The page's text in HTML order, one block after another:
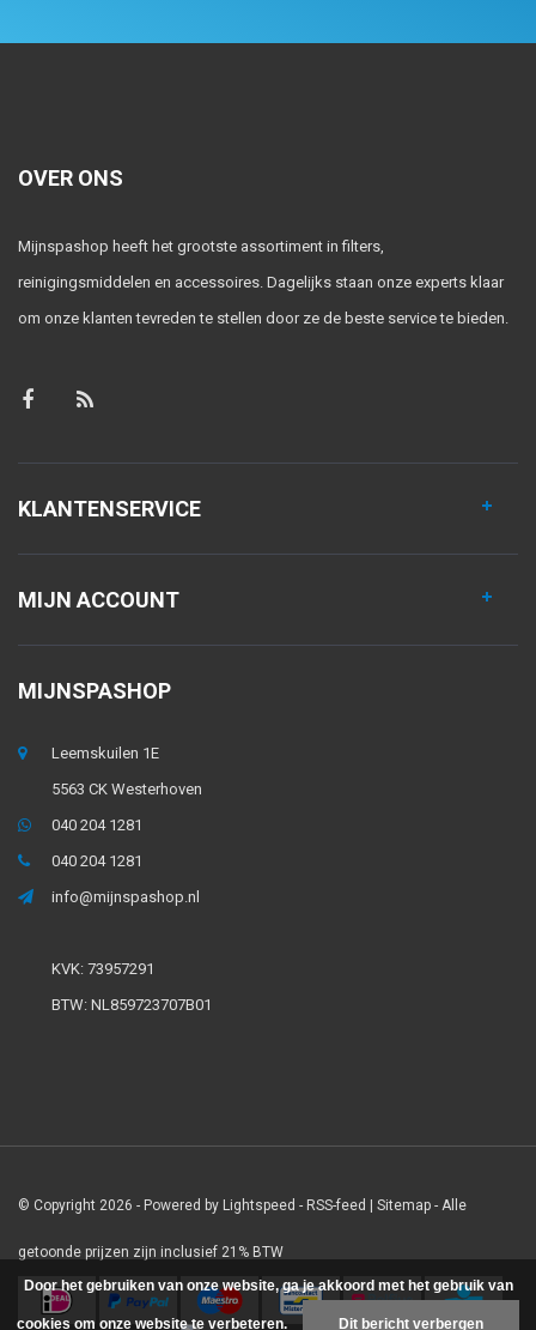
OVER ONS
Mijnspashop heeft het grootste assortiment in filters,
reinigingsmiddelen en accessoires. Dagelijks staan onze experts klaar
om onze klanten tevreden te stellen door ze de beste service te bieden.
KLANTENSERVICE
MIJN ACCOUNT
MIJNSPASHOP
Leemskuilen 1E
5563 CK Westerhoven
040 204 1281
040 204 1281
info@mijnspashop.nl
KVK: 73957291
BTW: NL859723707B01
© Copyright 2026 - Powered by Lightspeed - RSS-feed Sitemap - Alle
getoonde prijzen zijn inclusief 21% BTW
Door het gebruiken van onze website, ga je akkoord met het gebruik van
cookies om onze website te verbeteren. Dit bericht verbergen